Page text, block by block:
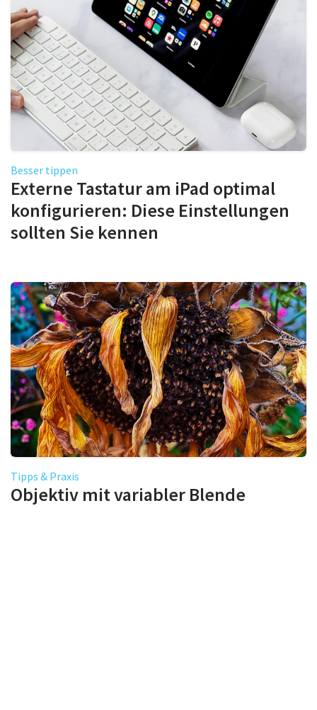
Besser tippen
Externe Tastatur am iPad optimal
konfigurieren: Diese Einstellungen
sollten Sie kennen
Tipps & Praxis
Objektiv mit variabler Blende